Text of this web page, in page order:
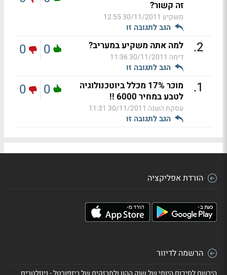
זה קשור?
משקיע 30/11/2011 12:55
הגב לתגובה זו
2
. למה אתה משקיע במעריב?
דימה 30/11/2011 11:36
הגב לתגובה זו
0
0
1
.
מוכר 17% מכלל ביוטכנולוגיה
לטבע במחיר 6000 !!
עסקת השנה 30/11/2011 11:31
הגב לתגובה זו
0
0
הורדת אפליקציה
הרשמה לדיוור